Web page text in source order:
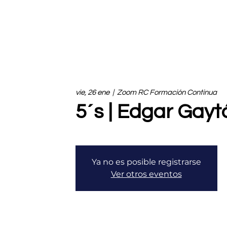
vie, 26 ene
  |
Zoom RC Formación Continua
5´s | Edgar
Ya no es posible registrarse
Ver otros eventos